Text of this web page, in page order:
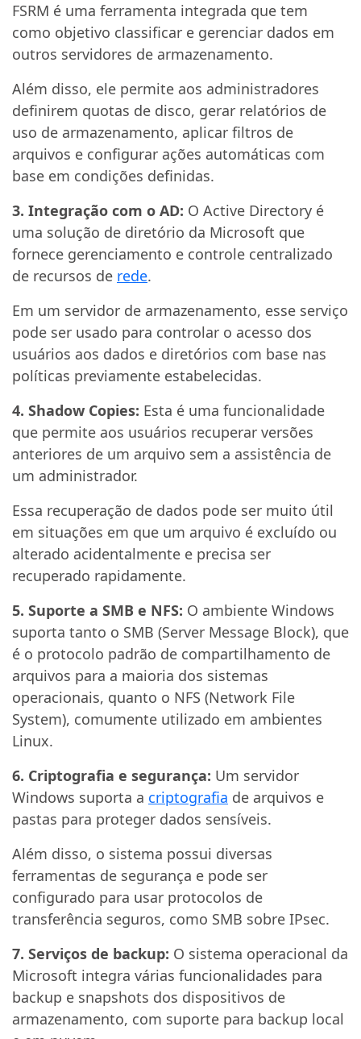
FSRM é uma ferramenta integrada que tem
como objetivo classificar e gerenciar dados em
outros servidores de armazenamento.
Além disso, ele permite aos administradores
definirem quotas de disco, gerar relatórios de
uso de armazenamento, aplicar filtros de
arquivos e configurar ações automáticas com
base em condições definidas.
3. Integração com o AD: O Active Directory é
uma solução de diretório da Microsoft que
fornece gerenciamento e controle centralizado
de recursos de rede.
Em um servidor de armazenamento, esse serviço
pode ser usado para controlar o acesso dos
usuários aos dados e diretórios com base nas
políticas previamente estabelecidas.
4. Shadow Copies: Esta é uma funcionalidade
que permite aos usuários recuperar versões
anteriores de um arquivo sem a assistência de
um administrador.
Essa recuperação de dados pode ser muito útil
em situações em que um arquivo é excluído ou
alterado acidentalmente e precisa ser
recuperado rapidamente.
5. Suporte a SMB e NFS: O ambiente Windows
suporta tanto o SMB (Server Message Block), que
é o protocolo padrão de compartilhamento de
arquivos para a maioria dos sistemas
operacionais, quanto o NFS (Network File
System), comumente utilizado em ambientes
Linux.
6. Criptografia e segurança: Um servidor
Windows suporta a criptografia de arquivos e
pastas para proteger dados sensíveis.
Além disso, o sistema possui diversas
ferramentas de segurança e pode ser
configurado para usar protocolos de
transferência seguros, como SMB sobre IPsec.
7. Serviços de backup: O sistema operacional da
Microsoft integra várias funcionalidades para
backup e snapshots dos dispositivos de
armazenamento, com suporte para backup local